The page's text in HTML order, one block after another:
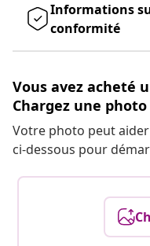
Informations
conformité
Vous avez acheté
Chargez une photo
Votre photo peut
ci-dessous pour